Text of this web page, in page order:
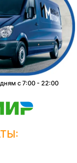
с 7:00 - 22:00